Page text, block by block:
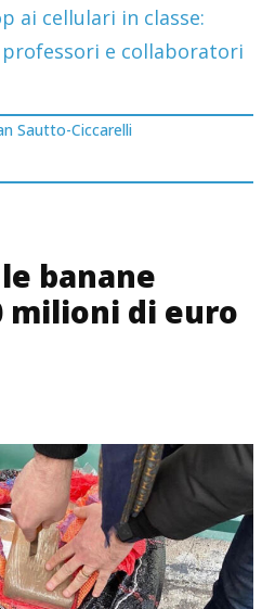
ai cellulari in classe:
e collaboratori
Sautto-Ciccarelli
banane
milioni di euro